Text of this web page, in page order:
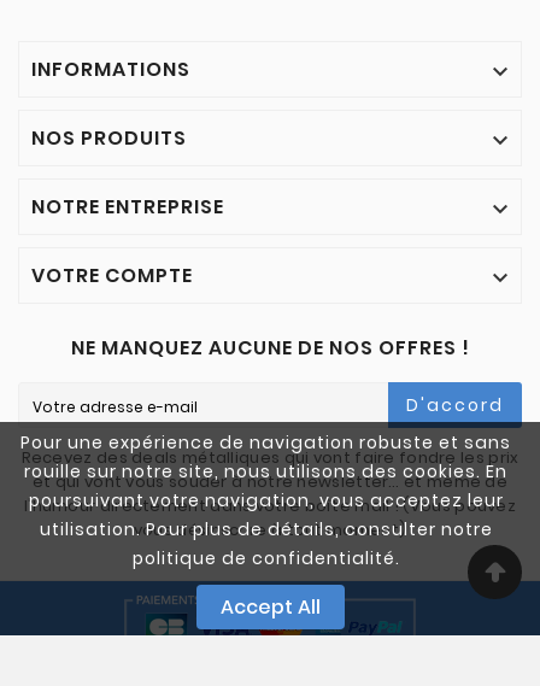
Pour une expérience de navigation robuste et sans
rouille sur notre site, nous utilisons des cookies. En
poursuivant votre navigation, vous acceptez leur
utilisation. Pour plus de détails, consulter notre
politique de confidentialité.
Accept All
INFORMATIONS 
NOS PRODUITS 
NOTRE ENTREPRISE 
VOTRE COMPTE 
NE MANQUEZ AUCUNE DE NOS OFFRES !
D'accord
Recevez des deals métalliques qui vont faire fondre les prix
et qui vont vous souder à notre newsletter… et même de
l'humour directement dans votre boîte mail ! (Vous pouvez
vous désinscrire à tout moment)